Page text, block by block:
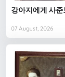
강아지에게 사
07 August, 2026